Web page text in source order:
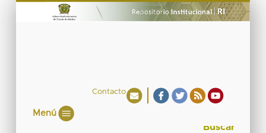
Contacto
Menú
Buscar